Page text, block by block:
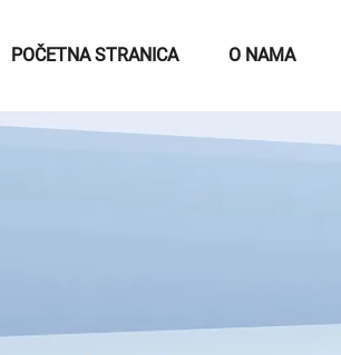
POČETNA STRANICA O NAMA